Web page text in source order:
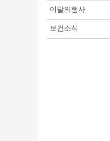
이달의행사
보건소식